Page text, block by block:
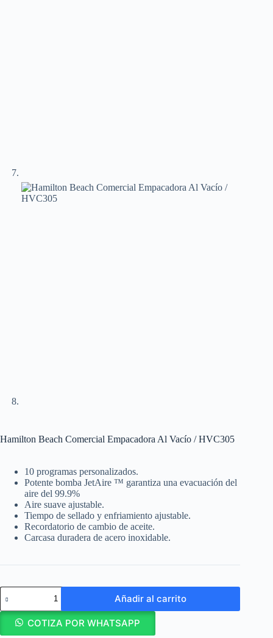
Hamilton Beach Comercial Empacadora Al Vacío / HVC305
10 programas personalizados.
Potente bomba JetAire ™ garantiza una evacuación del
aire del 99.9%
Aire suave ajustable.
Tiempo de sellado y enfriamiento ajustable.
Recordatorio de cambio de aceite.
Carcasa duradera de acero inoxidable.
Hamilton
Beach
Comercial
Empacadora
Al
Añadir al carrito
COTIZA POR WHATSAPP